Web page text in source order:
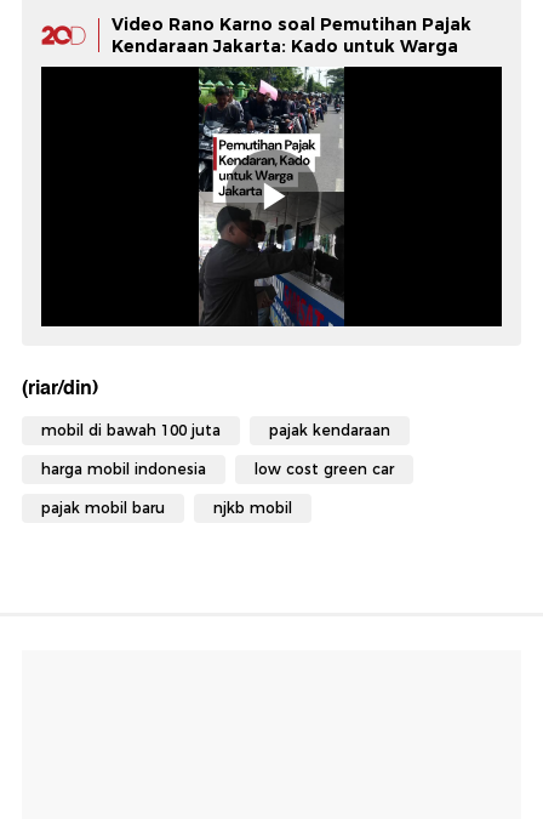
Video Rano Karno soal Pemutihan Pajak
Kendaraan Jakarta: Kado untuk Warga
(riar/din)
mobil di bawah 100 juta pajak kendaraan
harga mobil indonesia low cost green car
pajak mobil baru njkb mobil